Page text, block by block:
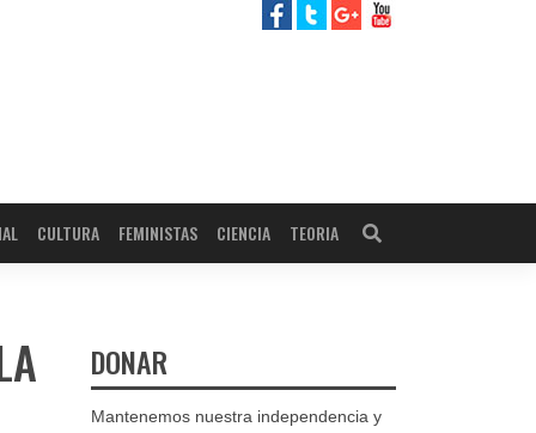
CULTURA FEMINISTAS CIENCIA TEORIA
DONAR
Mantenemos nuestra independencia y